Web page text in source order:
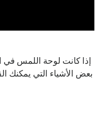
إذا كانت لوحة اللمس في
بعض الأشياء التي يمكنك